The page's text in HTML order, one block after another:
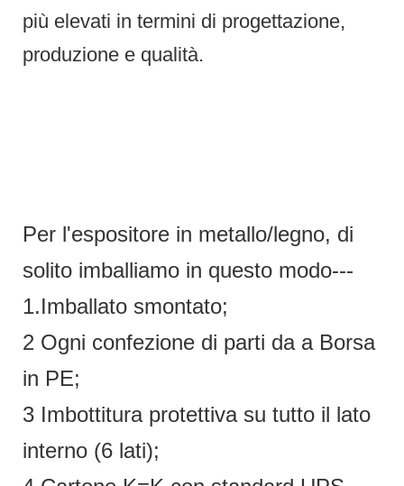
più elevati in termini di progettazione,
produzione e qualità.
Per l'espositore in metallo/legno, di
solito imballiamo in questo modo---
1.Imballato smontato;
2 Ogni confezione di parti da a Borsa
in PE;
3 Imbottitura protettiva su tutto il lato
interno (6 lati);